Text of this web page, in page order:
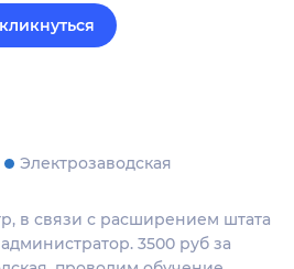
Электрозаводская
в связи с расширением штата
3500 руб за